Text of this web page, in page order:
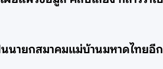
นนายกสมาคมแม่บ้านมหาดไทยอี